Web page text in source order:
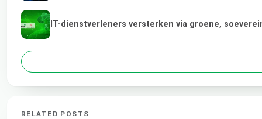
IT-dienstverleners versterken via groene,
RELATED POSTS